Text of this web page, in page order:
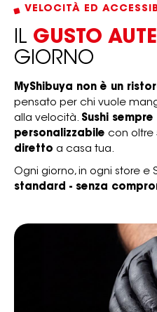
VELOCITÀ ED
IL GUSTO
GIORNO
MyShibuya non è un
pensato per chi vuole
alla velocità. Sushi
personalizzabile con oltre
diretto a casa tua.
Ogni giorno, in ogni store e
standard - senza